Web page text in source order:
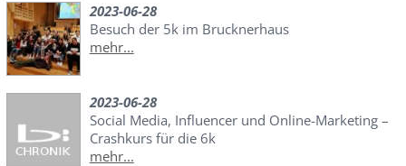
2023-06-28
Besuch der 5k im Brucknerhaus
mehr...
2023-06-28
Social Media, Influencer und Online-Marketing –
Crashkurs für die 6k
mehr...